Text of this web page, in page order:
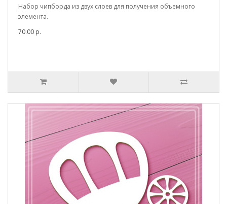
Набор чипборда из двух слоев для получения объемного
элемента.
70.00 р.